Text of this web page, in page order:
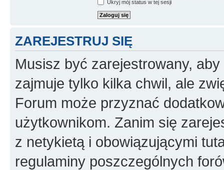
Ukryj mój status w tej sesji
ZAREJESTRUJ SIĘ
Musisz być zarejestrowany,
zajmuje tylko kilka chwil, ale
Forum może przyznać
użytkownikom. Zanim się
z netykietą i obowiązującymi
regulaminy poszczególnych